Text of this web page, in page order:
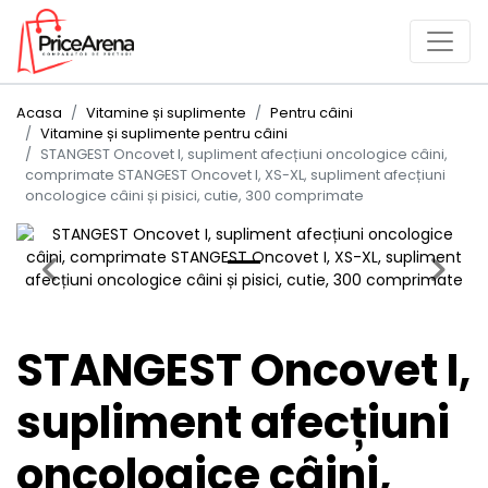
Acasa Vitamine și suplimente
Pentru câini
Vitamine și suplimente pentru câini
STANGEST Oncovet I, supliment afecțiuni oncologice câini,
comprimate STANGEST Oncovet I, XS-XL, supliment afecțiuni
oncologice câini și pisici, cutie, 300 comprimate
Previous Next
STANGEST Oncovet I,
supliment afecțiuni
oncologice câini,